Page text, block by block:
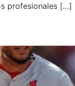
profesionales […]